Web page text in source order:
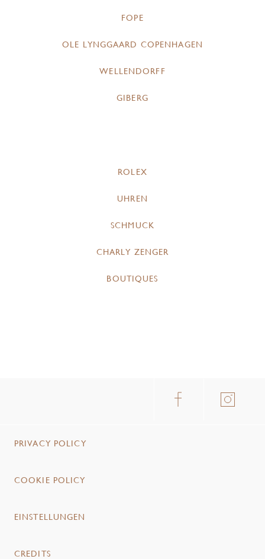
FOPE
OLE LYNGGAARD COPENHAGEN
WELLENDORFF
GIBERG
ROLEX
UHREN
SCHMUCK
CHARLY ZENGER
BOUTIQUES
PRIVACY POLICY
COOKIE POLICY
EINSTELLUNGEN
CREDITS